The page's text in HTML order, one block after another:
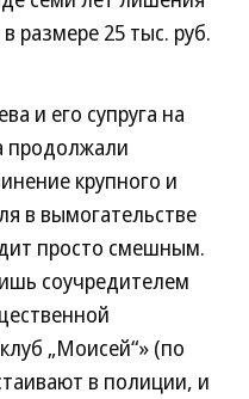
размере 25 тыс. руб.
и его супруга на
продолжали
крупного и
в вымогательстве
просто смешным.
соучредителем
„Моисей“» (по
в полиции, и